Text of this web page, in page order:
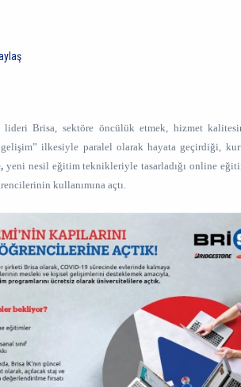
Brisa, sektöre öncülük etmek, hizmet
gelişim” ilkesiyle paralel olarak hayata geçirdiği,
yeni nesil eğitim teknikleriyle tasarladığı online
kullanımına açtı.